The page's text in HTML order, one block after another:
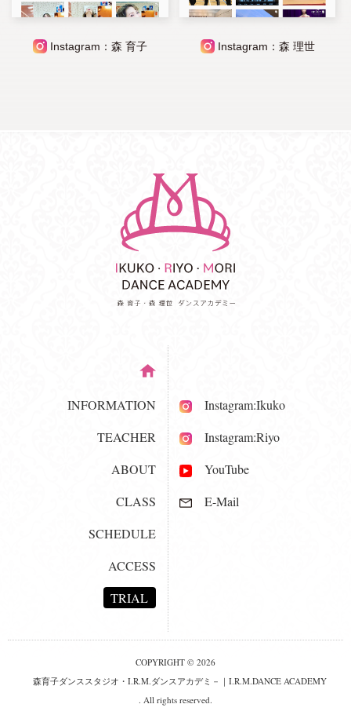
Instagram：森 育子 Instagram：森 理世
INFORMATION
TEACHER
ABOUT
CLASS
SCHEDULE
ACCESS
TRIAL
Instagram:Ikuko
Instagram:Riyo
YouTube
E-Mail
COPYRIGHT © 2026
森育子ダンススタジオ・I.R.M.ダンスアカデミ－｜I.R.M.DANCE ACADEMY
. All rights reserved.